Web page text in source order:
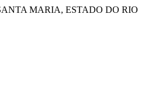
MARIA, ESTADO DO RIO